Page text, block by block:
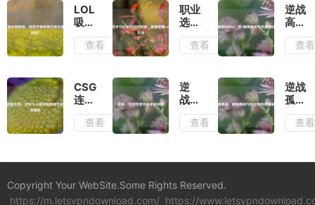
而非
中
南，
充值
式、
汇率
与注
意事
项
南，
从
DPI
到灵
敏度
枪秘
籍
LOL
吸血
机制
平衡
革新
玩家
体验
退？
查看
职业
选手
与玩
家的
器，
英雄
联盟
LOL
数据
查看
逆战
高能
时刻
65，
操作
与热
队荣
耀
查看
CSGO
连跳
大
赏，
搞笑
面与
实战
查看
逆
战，
交织
线索
抉择
查看
逆战
孤勇
者，
原版
代共
之战
查看
Copyright Your WebSite.Some Rights Reserved.
https://m.letsvpndownload.com/ https://